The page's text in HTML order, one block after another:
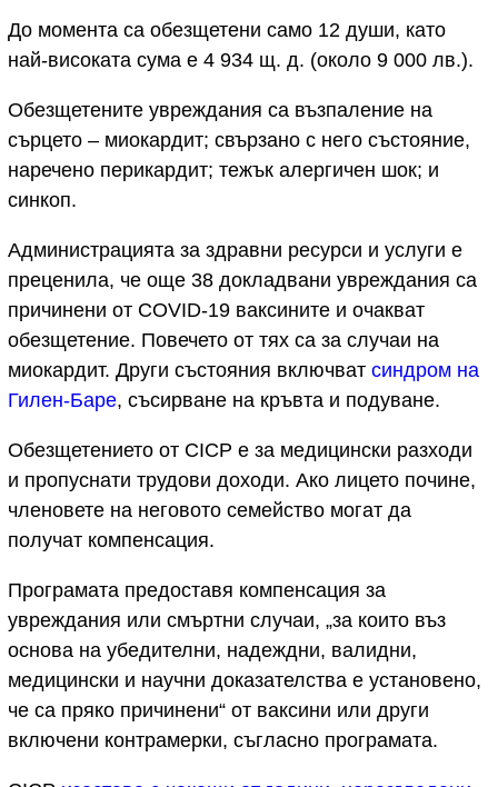
До момента са обезщетени само 12 души, като
най-високата сума е 4 934 щ. д. (около 9 000 лв.).
Обезщетените увреждания са възпаление на
сърцето – миокардит; свързано с него състояние,
наречено перикардит; тежък алергичен шок; и
синкоп.
Администрацията за здравни ресурси и услуги е
преценила, че още 38 докладвани увреждания са
причинени от COVID-19 ваксините и очакват
обезщетение. Повечето от тях са за случаи на
миокардит. Други състояния включват синдром на
Гилен-Баре, съсирване на кръвта и подуване.
Обезщетението от CICP е за медицински разходи
и пропуснати трудови доходи. Ако лицето почине,
членовете на неговото семейство могат да
получат компенсация.
Програмата предоставя компенсация за
увреждания или смъртни случаи, „за които въз
основа на убедителни, надеждни, валидни,
медицински и научни доказателства е установено,
че са пряко причинени“ от ваксини или други
включени контрамерки, съгласно програмата.